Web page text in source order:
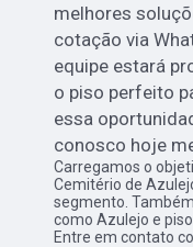
melhores
cotação via
equipe estará
o piso perfeito
essa
conosco hoje
Carregamos o
Cemitério de
segmento.
como Azulejo e
Entre em contato